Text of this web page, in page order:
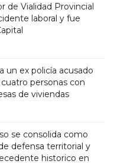
de Vialidad Provincial
laboral y fue
un ex policía acusado
personas con
de viviendas
se consolida como
defensa territorial y
historico en